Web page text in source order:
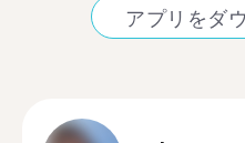
アプリをダ